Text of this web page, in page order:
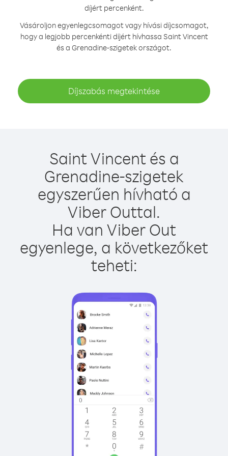
díjért percenként.
Vásároljon egyenlegcsomagot vagy hívási díjcsomagot,
hogy a legjobb percenkénti díjért hívhassa Saint Vincent
és a Grenadine-szigetek országot.
Díjszabás megtekintése
Saint Vincent és a
Grenadine-szigetek
egyszerűen hívható a
Viber Outtal.
Ha van Viber Out
egyenlege, a következőket
teheti: